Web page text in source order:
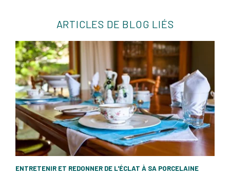
ARTICLES DE BLOG LIÉS
ENTRETENIR ET REDONNER DE L'ÉCLAT À SA PORCELAINE